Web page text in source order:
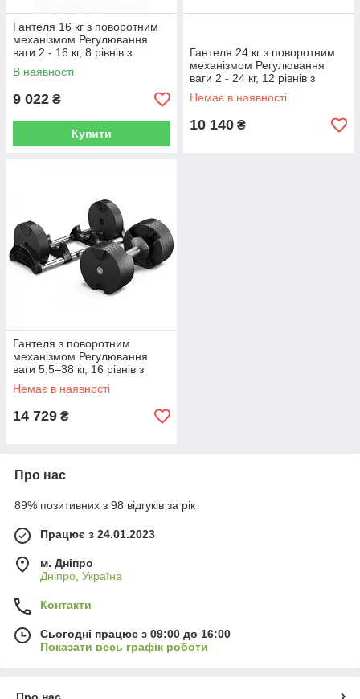
Гантеля 16 кг з поворотним
механізмом Регулювання
ваги 2 - 16 кг, 8 рівнів з
кроком 2 кг.
В наявності
9 022 ₴
Купити
Гантеля 24 кг з поворотним
механізмом Регулювання
ваги 2 - 24 кг, 12 рівнів з
кроком 2 кг.
Немає в наявності
10 140 ₴
Гантеля з поворотним
механізмом Регулювання
ваги 5,5–38 кг, 16 рівнів з
кроком 2 кг.
Немає в наявності
14 729 ₴
Про нас
89% позитивних з 98 відгуків за рік
Працює з 24.01.2023
м. Дніпро
Дніпро, Україна
Контакти
Сьогодні працює з 09:00 до 16:00
Показати весь графік роботи